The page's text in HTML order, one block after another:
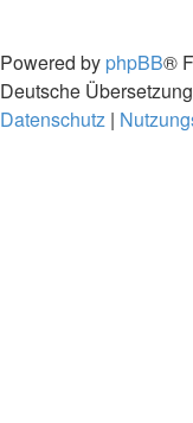
Powered by phpBB®
Deutsche
Datenschutz |